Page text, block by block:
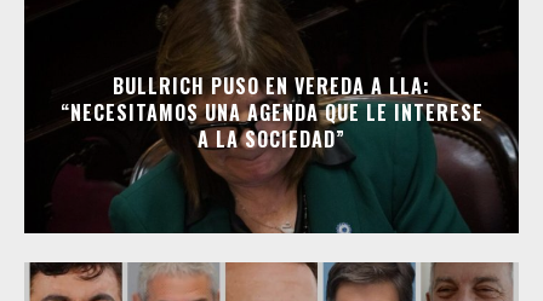
BULLRICH PUSO EN VEREDA A LLA:
“NECESITAMOS UNA AGENDA QUE LE INTERESE
A LA SOCIEDAD”